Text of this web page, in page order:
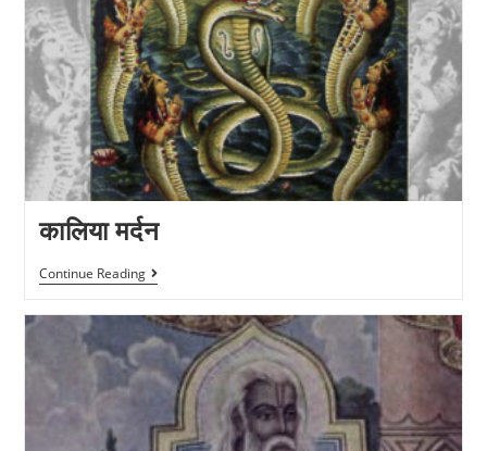
कालिया मर्दन
Continue Reading